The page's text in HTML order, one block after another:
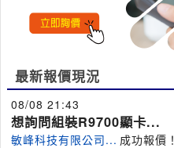
最新報價現況
08/08 21:43
想詢問組裝R9700顯卡...
敏峰科技有限公司... 成功報價！